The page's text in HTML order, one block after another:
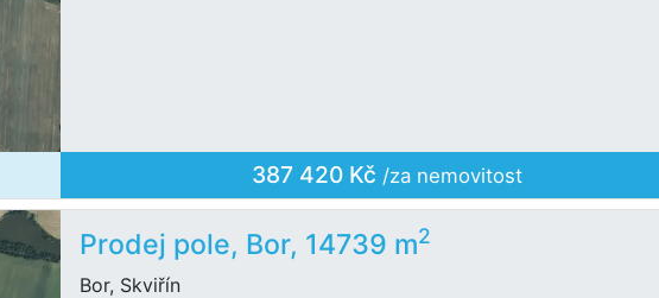
387 420 Kč /za nemovitost
Prodej pole, Bor, 14739 m2
Bor, Skviřín